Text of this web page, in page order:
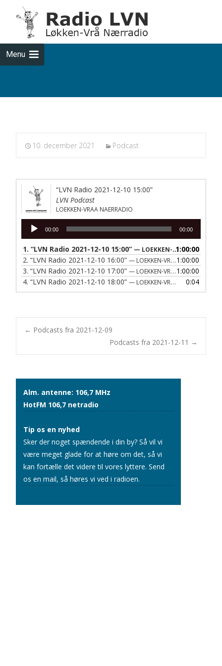
Menu
Podcasts fra 2021-12-10
10. december 2021 Podcast
“LVN Radio 2021-12-10 15:00”
LVN Podcast
LOEKKEN-VRAA NAERRADIO
Lydafspiller
00:00 00:00
1. “LVN Radio 2021-12-10 15:00” — LOEKKEN-VRAA NAERRADIO 1:00:00
2. “LVN Radio 2021-12-10 16:00” — LOEKKEN-VRAA NAERRADIO
1:00:00
3. “LVN Radio 2021-12-10 17:00” — LOEKKEN-VRAA NAERRADIO
1:00:00
4. “LVN Radio 2021-12-10 18:00” — LOEKKEN-VRAA NAERRADIO 0:04
Post
← Podcasts fra 2021-12-09
Podcasts fra 2021-12-11 →
Alm. antenne: 106,7 MHz
HotFM 106,7 netradio
Tip os en nyhed
Sker der noget spændende i din by? Så vil vi
være meget glade for at høre om det, så vi
kan fortælle det videre til vores lyttere. Send
os en mail, så høres vi ved i radioen.